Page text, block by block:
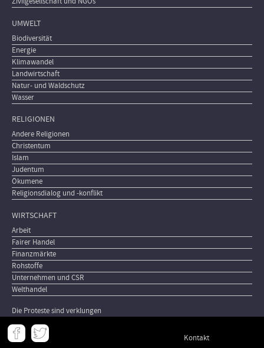
UMWELT
Biodiversität
Energie
Klimawandel
Landwirtschaft
Natur- und Waldschutz
Wasser
RELIGIONEN
Andere Religionen
Christentum
Islam
Judentum
Ökumene
Religionsdialog und -konflikt
WIRTSCHAFT
Arbeit
Fairer Handel
Finanzmärkte
Rohstoffe
Unternehmen und CSR
Welthandel
Die Proteste sind verklungen
Meta
- Kontakt